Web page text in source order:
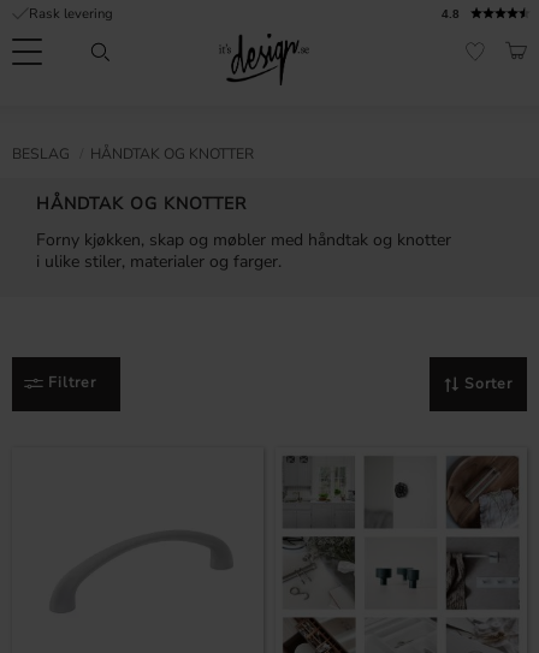
Meny
4.8
Rask levering
BESLAG HÅNDTAK OG KNOTTER
HÅNDTAK OG KNOTTER
Forny kjøkken, skap og møbler med håndtak og knotter
i ulike stiler, materialer og farger.
Filtrer Sorter
Vanlige spørsmål
Inspirasjon og tips